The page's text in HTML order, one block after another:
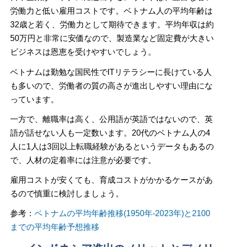
労働力と低い雇用コストです。ベトナム人の平均年齢は
32歳と若く、労働力として期待できます。平均年収は約
50万円と非常に安価なので、製造業など固定費が大きい
ビジネスは恩恵を受けやすいでしょう。
ベトナムは勤勉な国民性でITリテラシーに長けている人
も多いので、労働者の質の高さが進出しやすい理由にな
っています。
一方で、離職率は高く、公用語が英語ではないので、英
語が話せない人も一定数います。20代のベトナム人の4
人に1人は3回以上転職経験があるというデータもあるの
で、人材の定着率には注意が必要です。
雇用コストが安くても、育成コストがかかるケースがあ
るので慎重に検討しましょう。
参考： ベトナムの平均年齢推移(1950年-2023年)と2100
までの平均年齢予想推移